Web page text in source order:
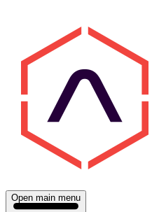
Open main menu